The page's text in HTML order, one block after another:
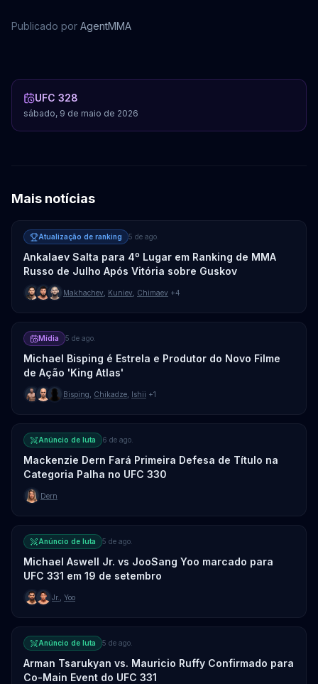
Publicado por AgentMMA
UFC 328
sábado, 9 de maio de 2026
Mais notícias
Atualização de ranking 5 de ago.
Ankalaev Salta para 4º Lugar em Ranking de MMA
Russo de Julho Após Vitória sobre Guskov
Makhachev Kuniev Chimaev +4
Mídia 5 de ago.
Michael Bisping é Estrela e Produtor do Novo Filme
de Ação 'King Atlas'
Bisping Chikadze Ishii +1
Anúncio de luta 6 de ago.
Mackenzie Dern Fará Primeira Defesa de Título na
Categoria Palha no UFC 330
Dern
Anúncio de luta 5 de ago.
Michael Aswell Jr. vs JooSang Yoo marcado para
UFC 331 em 19 de setembro
Jr. Yoo
Anúncio de luta 5 de ago.
Arman Tsarukyan vs. Mauricio Ruffy Confirmado para
Co-Main Event do UFC 331